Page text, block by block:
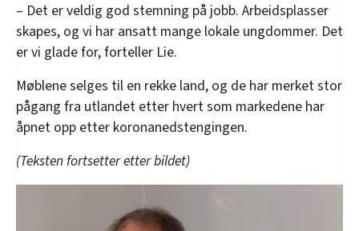
– Det er veldig god stemning på jobb. Arbeidsplasser
skapes, og vi har ansatt mange lokale ungdommer. Det
er vi glade for, forteller Lie.
Møblene selges til en rekke land, og de har merket stor
pågang fra utlandet etter hvert som markedene har
åpnet opp etter koronanedstengingen.
(Teksten fortsetter etter bildet)